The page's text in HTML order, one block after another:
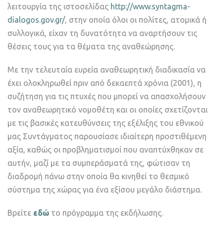
λειτουργία της ιστοσελίδας http://www.syntagma-
dialogos.gov.gr/, στην οποία όλοι οι πολίτες, ατομικά ή
συλλογικά, είχαν τη δυνατότητα να αναρτήσουν τις
θέσεις τους για τα θέματα της αναθεώρησης.
Με την τελευταία ευρεία αναθεωρητική διαδικασία να
έχει ολοκληρωθεί πριν από δεκαεπτά χρόνια (2001), η
συζήτηση για τις πτυχές που μπορεί να απασχολήσουν
τον αναθεωρητικό νομοθέτη και οι οποίες σχετίζονται
με τις βασικές κατευθύνσεις της εξέλιξης του εθνικού
μας Συντάγματος παρουσίασε ιδιαίτερη προστιθέμενη
αξία, καθώς οι προβληματισμοί που αναπτύχθηκαν σε
αυτήν, μαζί με τα συμπεράσματά της, φώτισαν τη
διαδρομή πάνω στην οποία θα κινηθεί το θεσμικό
σύστημα της χώρας για ένα εξίσου μεγάλο διάστημα.
Βρείτε εδώ το πρόγραμμα της εκδήλωσης.